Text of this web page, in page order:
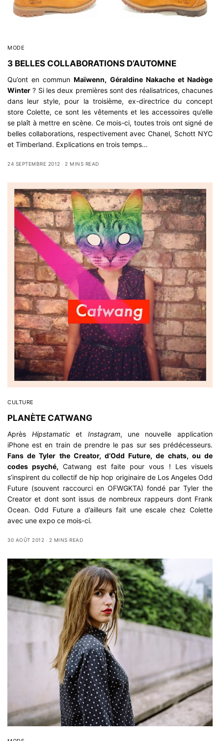
MODE
3 BELLES COLLABORATIONS D’AUTOMNE
Qu’ont en communMaïwenn, Géraldine Nakache et Nadège
Winter ? Si les deux premières sont des réalisatrices, chacunes
dans leur style, pour la troisième, ex-directrice du concept
store Colette, ce sont les vêtements et les accessoires qu’elle
se plaît à mettre en scène. Ce mois-ci, toutes trois ont signé de
belles collaborations, respectivement avec Chanel, Schott NYC
et Timberland. Explications en trois temps…
24 SEPTEMBRE 2012 2 MINS READ
CULTURE
PLANÈTE CATWANG
Après Hipstamaticet Instagram, une nouvelle application
iPhone est en train de prendre le pas sur ses prédécesseurs.
Fans de Tyler the Creator, d’Odd Future, de chats, ou de
codes psyché, Catwang est faite pour vous ! Les visuels
s’inspirent du collectif de hip hop originaire de Los Angeles Odd
Future (souvent raccourci en OFWGKTA) fondé par Tyler the
Creator et dont sont issus de nombreux rappeurs dont Frank
Ocean. Odd Future a d’ailleurs fait une escale chez Colette
avec une expo ce mois-ci.
30 AOÛT 2012 2 MINS READ